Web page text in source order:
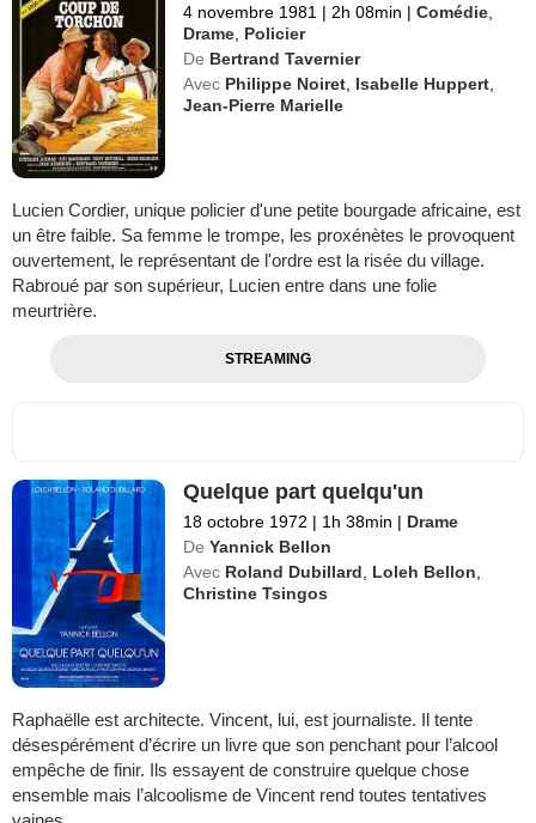
4 novembre 1981 | 2h 08min | Comédie
Drame Policier
De Bertrand Tavernier
Avec Philippe Noiret Isabelle Huppert
Jean-Pierre Marielle
Lucien Cordier, unique policier d'une petite bourgade africaine, est
un être faible. Sa femme le trompe, les proxénètes le provoquent
ouvertement, le représentant de l'ordre est la risée du village.
Rabroué par son supérieur, Lucien entre dans une folie
meurtrière.
STREAMING
Quelque part quelqu'un
18 octobre 1972 | 1h 38min | Drame
De Yannick Bellon
Avec Roland Dubillard Loleh Bellon
Christine Tsingos
Raphaëlle est architecte. Vincent, lui, est journaliste. Il tente
désespérément d’écrire un livre que son penchant pour l’alcool
empêche de finir. Ils essayent de construire quelque chose
ensemble mais l’alcoolisme de Vincent rend toutes tentatives